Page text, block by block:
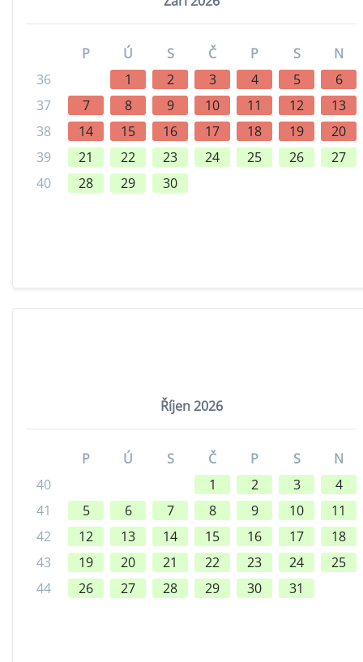
P Ú S Č P S
N
36
1 2 3 4 5
6
37
7 8 9 10 11 12
13
38
14 15 16 17 18 19
20
39
21 22 23 24 25 26
27
40
28 29 30
Říjen 2026
P Ú S Č P S
N
40
1 2 3
4
41
5 6 7 8 9 10
11
42
12 13 14 15 16 17
18
43
19 20 21 22 23 24
25
44
26 27 28 29 30 31